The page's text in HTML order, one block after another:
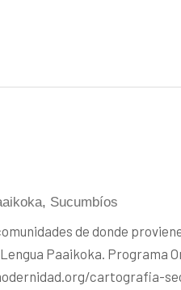
, Sucumbíos
de donde
Paaikoka. Programa
cartografia-